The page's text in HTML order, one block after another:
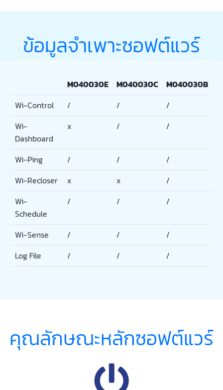
ข้อมูลจำเพาะซอฟต์แวร์
M040030E M040030C
M040030B
Wi-Control
/ /
/
Wi-
Dashboard
x / /
Wi-Ping / /
/
Wi-Recloser
x x
/
Wi-
Schedule
/ / /
Wi-Sense / /
/
Log File
/ / /
คุณลักษณะหลักซอฟต์แวร์